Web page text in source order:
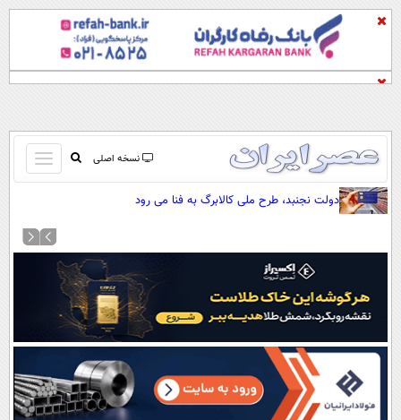
نسخه اصلی
باز
و
کردن
منو
صفحه اول
نظرسنجی
آب و هوا
سواد زندگی
سیاسی
دولت نجنبد، طرح ملی کالابرگ به فنا می رود